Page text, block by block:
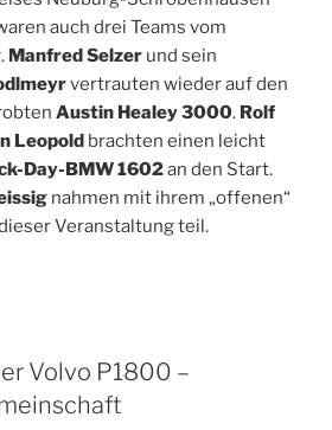
auch drei Teams vom
Manfred Selzer und sein
vertrauten wieder auf den
Austin Healey 3000. Rolf
Leopold brachten einen leicht
Day-BMW 1602an den Start.
nahmen mit ihrem „offenen“
Veranstaltung teil.
Volvo P1800 –